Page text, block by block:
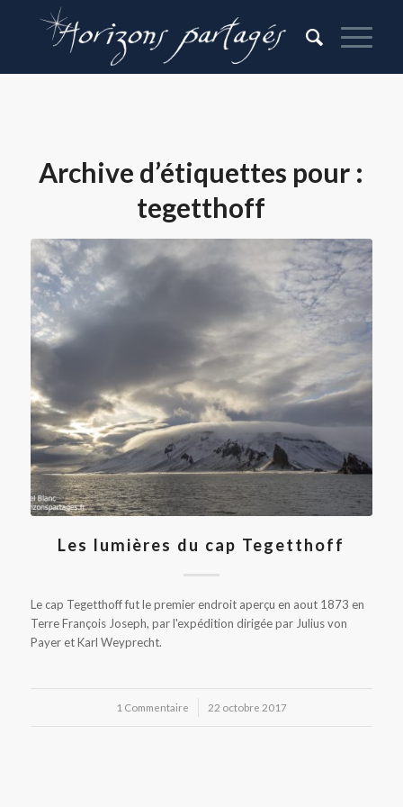
Archive d’étiquettes pour :
tegetthoff
Les lumières du cap Tegetthoff
Le cap Tegetthoff fut le premier endroit aperçu en aout 1873 en
Terre François Joseph, par l'expédition dirigée par Julius von
Payer et Karl Weyprecht.
1 Commentaire
/ 22 octobre 2017